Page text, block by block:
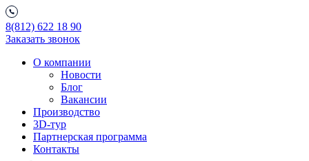
8(812) 622 18 90
Заказать звонок
О компании
Новости
Блог
Вакансии
Производство
3D-тур
Партнерская программа
Контакты